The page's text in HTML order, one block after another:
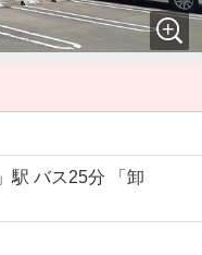
」駅 バス25分 「卸